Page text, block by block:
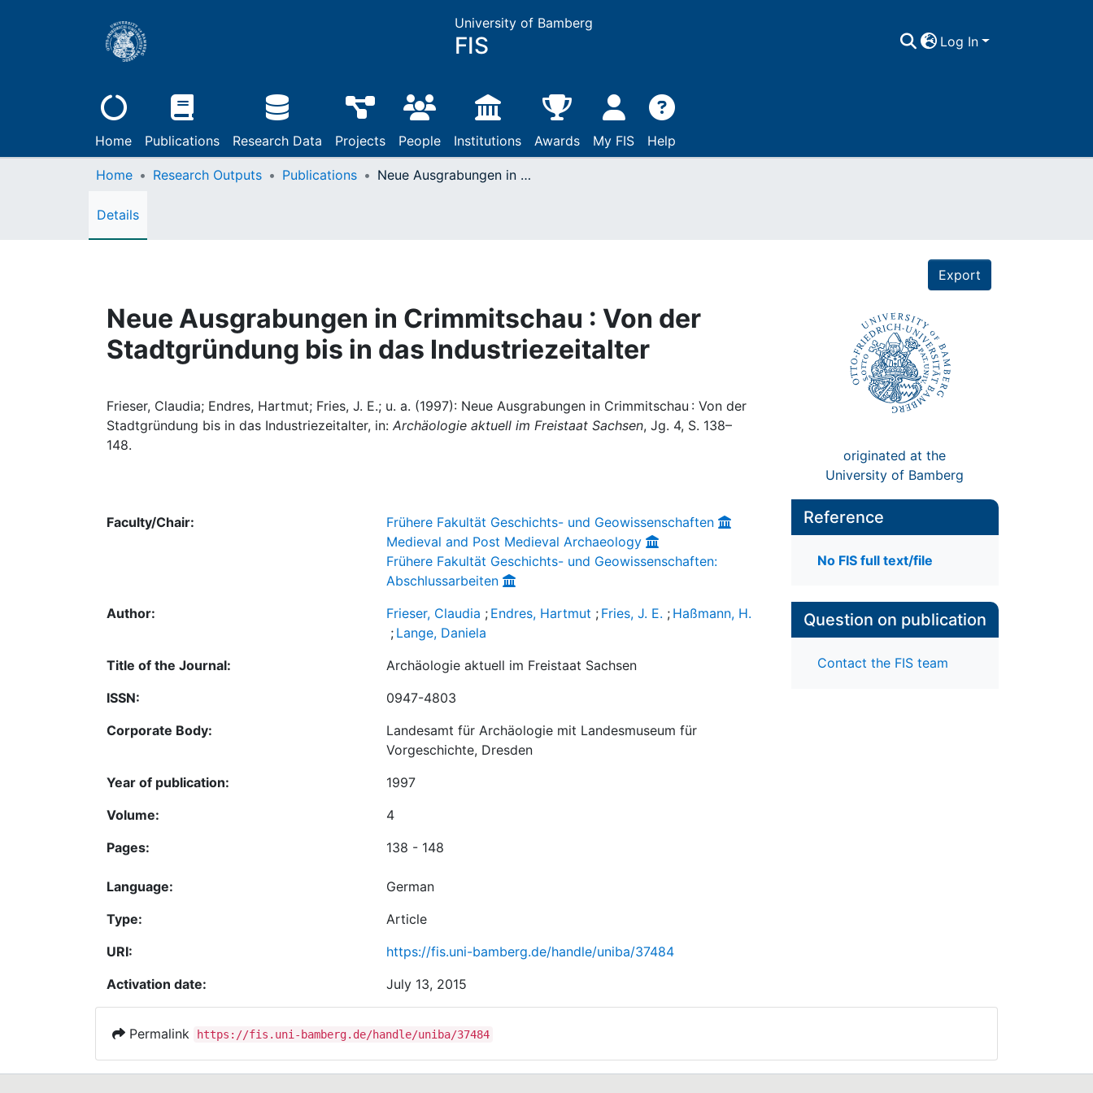
University of Bamberg
FIS Log In
Home Publications Research Data Projects People Institutions Awards My FIS Help
Home Research Outputs Publications Neue Ausgrabungen in Crimmitschau : Von der Stadtgründung bis in das Industriezeitalter
Details
Export
Neue Ausgrabungen in Crimmitschau : Von der
Stadtgründung bis in das Industriezeitalter
Frieser, Claudia; Endres, Hartmut; Fries, J. E.; u. a. (1997): Neue Ausgrabungen in Crimmitschau : Von der
Stadtgründung bis in das Industriezeitalter, in: Archäologie aktuell im Freistaat Sachsen, Jg. 4, S. 138–
148.
originated at the
University of Bamberg
Faculty/Chair:
Frühere Fakultät Geschichts- und Geowissenschaften
Medieval and Post Medieval Archaeology
Frühere Fakultät Geschichts- und Geowissenschaften:
Abschlussarbeiten
Author:
Frieser, Claudia ; Endres, Hartmut ; Fries, J. E. ; Haßmann, H.
; Lange, Daniela
Title of the Journal:
Archäologie aktuell im Freistaat Sachsen
ISSN:
0947-4803
Corporate Body:
Landesamt für Archäologie mit Landesmuseum für
Vorgeschichte, Dresden
Year of publication:
1997
Volume:
4
Pages:
138 - 148
Language:
German
Type:
Article
URI:
https://fis.uni-bamberg.de/handle/uniba/37484
Activation date:
July 13, 2015
Reference
No FIS full text/file
Question on publication
Contact the FIS team
Permalink https://fis.uni-bamberg.de/handle/uniba/37484